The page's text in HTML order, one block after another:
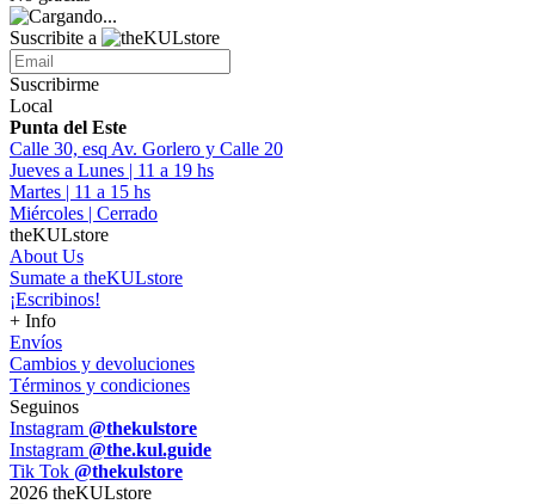
Suscribite a
Suscribirme
Local
Punta del Este
Calle 30, esq Av. Gorlero y Calle 20
Jueves a Lunes | 11 a 19 hs
Martes | 11 a 15 hs
Miércoles | Cerrado
theKULstore
About Us
Sumate a theKULstore
¡Escribinos!
+ Info
Envíos
Cambios y devoluciones
Términos y condiciones
Seguinos
Instagram @thekulstore
Instagram @the.kul.guide
Tik Tok @thekulstore
2026 theKULstore